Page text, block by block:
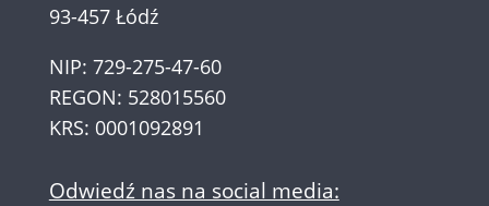
93-457 Łódź
NIP: 729-275-47-60
REGON: 528015560
KRS: 0001092891
Odwiedź nas na social media: